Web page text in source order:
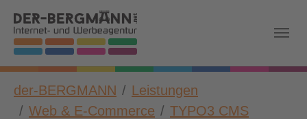
Skip to main navigation
Zum Hauptinhalt springen
Skip to page footer
Sie sind hier:
der-BERGMANN
Leistungen
Web & E-Commerce
TYPO3 CMS